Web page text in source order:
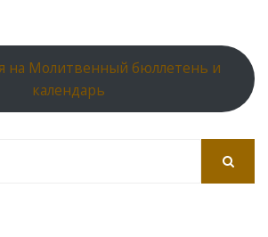
на Молитвенный бюллетень и
календарь